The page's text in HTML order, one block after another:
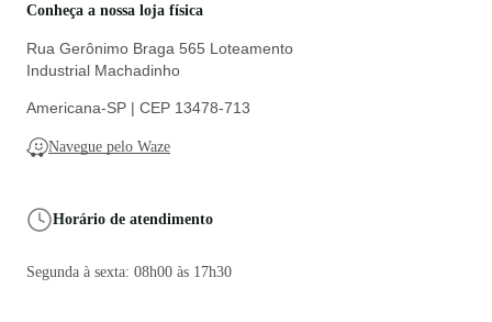
Conheça a nossa loja física
Rua Gerônimo Braga 565 Loteamento
Industrial Machadinho
Americana-SP | CEP 13478-713
Navegue pelo Waze
Horário de atendimento
Segunda à sexta: 08h00 às 17h30